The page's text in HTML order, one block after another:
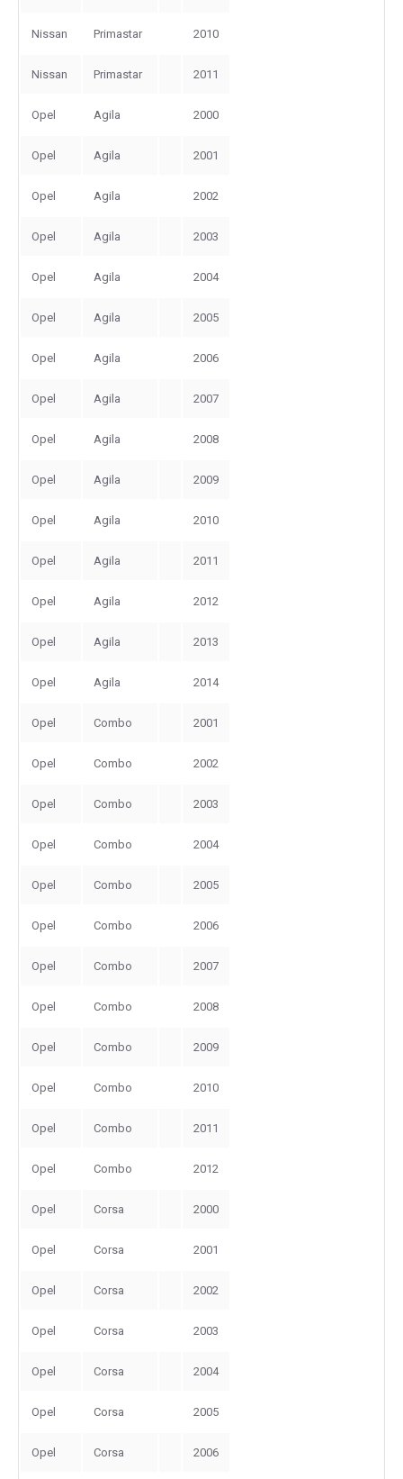
Nissan Primastar 2010
Nissan Primastar 2011
Opel Agila 2000
Opel Agila 2001
Opel Agila 2002
Opel Agila 2003
Opel Agila 2004
Opel Agila 2005
Opel Agila 2006
Opel Agila 2007
Opel Agila 2008
Opel Agila 2009
Opel Agila 2010
Opel Agila 2011
Opel Agila 2012
Opel Agila 2013
Opel Agila 2014
Opel Combo 2001
Opel Combo 2002
Opel Combo 2003
Opel Combo 2004
Opel Combo 2005
Opel Combo 2006
Opel Combo 2007
Opel Combo 2008
Opel Combo 2009
Opel Combo 2010
Opel Combo 2011
Opel Combo 2012
Opel Corsa 2000
Opel Corsa 2001
Opel Corsa 2002
Opel Corsa 2003
Opel Corsa 2004
Opel Corsa 2005
Opel Corsa 2006